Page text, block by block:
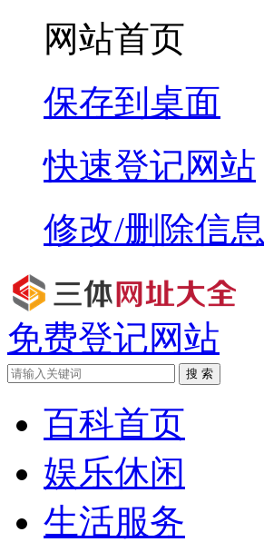
网站首页
保存到桌面
快速登记网站
修改/删除信息
免费登记网站
搜 索
百科首页
娱乐休闲
生活服务